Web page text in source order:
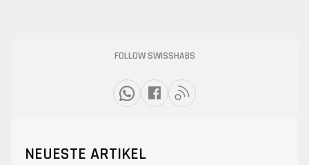
FOLLOW SWISSHABS
NEUESTE ARTIKEL